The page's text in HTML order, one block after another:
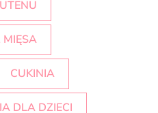
MIĘSA
CUKINIA
DLA DZIECI